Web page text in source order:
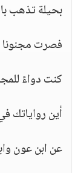
بحيلة تذهب
فصرت مجنونا
كنت دواءً
أين رواياتك
عن ابن عون